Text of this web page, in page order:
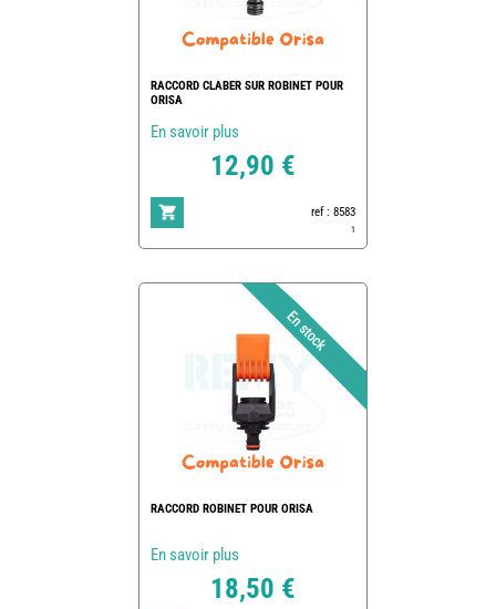
RACCORD CLABER SUR ROBINET POUR
ORISA
En savoir plus
12,90 €
ref : 8583
1
RACCORD ROBINET POUR ORISA
En savoir plus
18,50 €